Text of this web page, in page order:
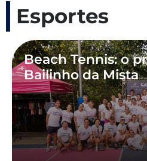
Esportes
Beach Tennis: o
Bailinho da Mista